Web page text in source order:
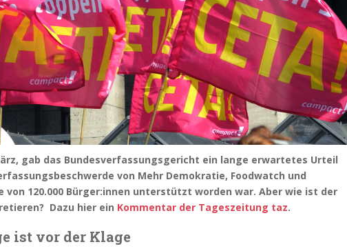
gab das Bundesverfassungsgericht ein lange erwartetes Urteil
von Mehr Demokratie, Foodwatch und
von 120.000 Bürger:innen unterstützt worden war. Aber wie ist der
Dazu hier ein Kommentar der Tageszeitung taz.
ist vor der Klage